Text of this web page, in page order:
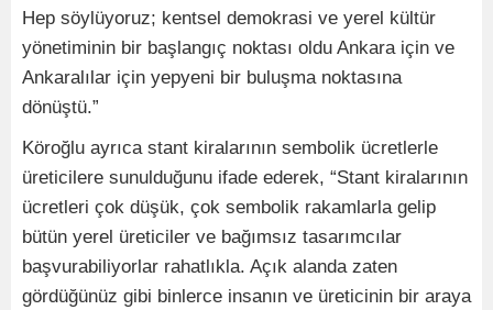
Hep söylüyoruz; kentsel demokrasi ve yerel kültür
yönetiminin bir başlangıç noktası oldu Ankara için ve
Ankaralılar için yepyeni bir buluşma noktasına
dönüştü.”
Köroğlu ayrıca stant kiralarının sembolik ücretlerle
üreticilere sunulduğunu ifade ederek, “Stant kiralarının
ücretleri çok düşük, çok sembolik rakamlarla gelip
bütün yerel üreticiler ve bağımsız tasarımcılar
başvurabiliyorlar rahatlıkla. Açık alanda zaten
gördüğünüz gibi binlerce insanın ve üreticinin bir araya